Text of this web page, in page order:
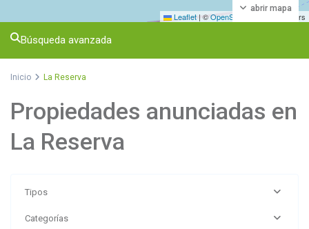
Leaflet | ©OpenStreetMap contributors
abrir mapa
Búsqueda avanzada
Inicio La Reserva
Propiedades anunciadas en
La Reserva
Tipos
Categorías